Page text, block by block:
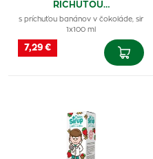
RICHUTOU…
s príchuťou banánov v čokoláde, sir
1x100 ml
7,29 €